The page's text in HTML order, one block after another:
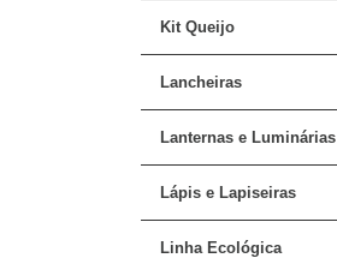
Kit Queijo
Lancheiras
Lanternas e Luminárias
Lápis e Lapiseiras
Linha Ecológica